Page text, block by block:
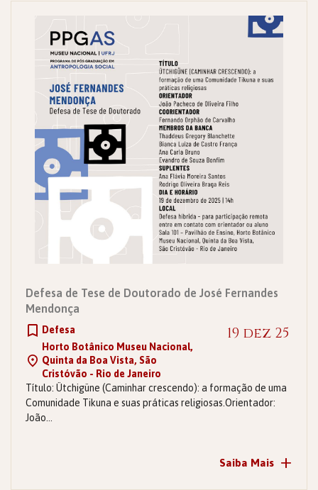
Defesa de Tese de Doutorado de José Fernandes
Mendonça
Defesa
Horto Botânico Museu Nacional,
Quinta da Boa Vista, São
Cristóvão - Rio de Janeiro
19 dez 25
Título: Ütchigüne (Caminhar crescendo): a formação de uma
Comunidade Tikuna e suas práticas religiosas.Orientador:
João…
Saiba Mais +